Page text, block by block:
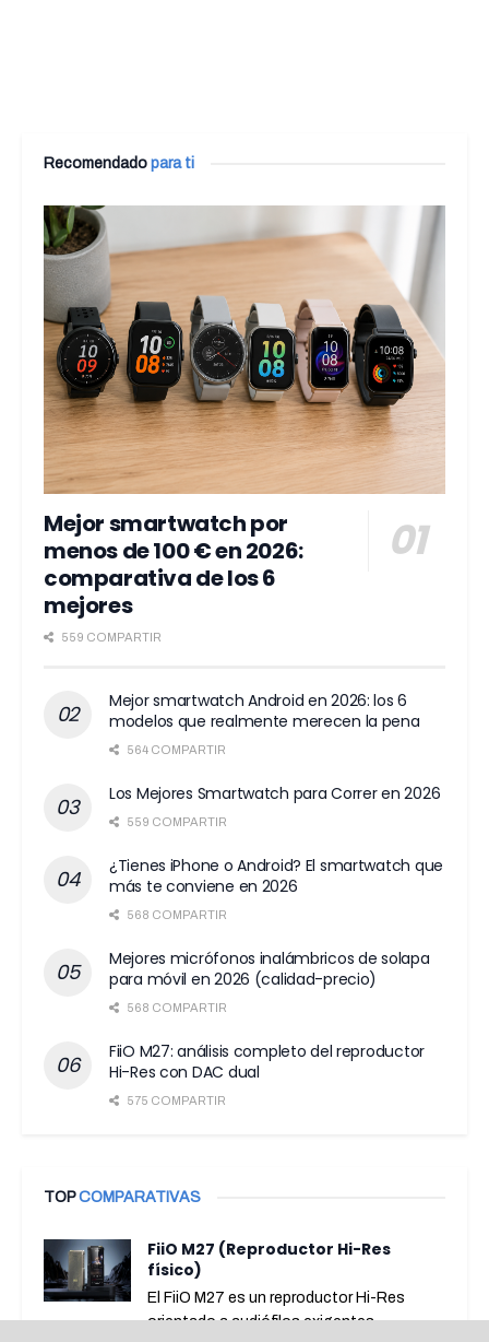
Recomendado para ti
Mejor smartwatch por
menos de 100 € en 2026:
comparativa de los 6
mejores
559 COMPARTIR
Mejor smartwatch Android en 2026: los 6
modelos que realmente merecen la pena
564 COMPARTIR
Los Mejores Smartwatch para Correr en 2026
559 COMPARTIR
¿Tienes iPhone o Android? El smartwatch que
más te conviene en 2026
568 COMPARTIR
Mejores micrófonos inalámbricos de solapa
para móvil en 2026 (calidad-precio)
568 COMPARTIR
FiiO M27: análisis completo del reproductor
Hi-Res con DAC dual
575 COMPARTIR
TOPCOMPARATIVAS
FiiO M27 (Reproductor Hi-Res
físico)
El FiiO M27 es un reproductor Hi-Res
orientado a audiófilos exigentes